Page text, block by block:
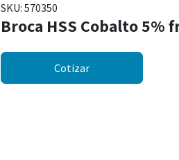
SKU: 570350
Broca HSS Cobalto 5%
Cotizar